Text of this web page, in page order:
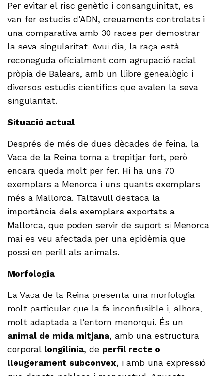
Per evitar el risc genètic i consanguinitat, es
van fer estudis d’ADN, creuaments controlats i
una comparativa amb 30 races per demostrar
la seva singularitat. Avui dia, la raça està
reconeguda oficialment com agrupació racial
pròpia de Balears, amb un llibre genealògic i
diversos estudis científics que avalen la seva
singularitat.
Situació actual
Després de més de dues dècades de feina, la
Vaca de la Reina torna a trepitjar fort, però
encara queda molt per fer. Hi ha uns 70
exemplars a Menorca i uns quants exemplars
més a Mallorca. Taltavull destaca la
importància dels exemplars exportats a
Mallorca, que poden servir de suport si Menorca
mai es veu afectada per una epidèmia que
possi en perill als animals.
Morfologia
La Vaca de la Reina presenta una morfologia
molt particular que la fa inconfusible i, alhora,
molt adaptada a l’entorn menorquí. És un
animal de mida mitjana, amb una estructura
corporal longilínia, de perfil recte o
lleugerament subconvex, i amb una expressió